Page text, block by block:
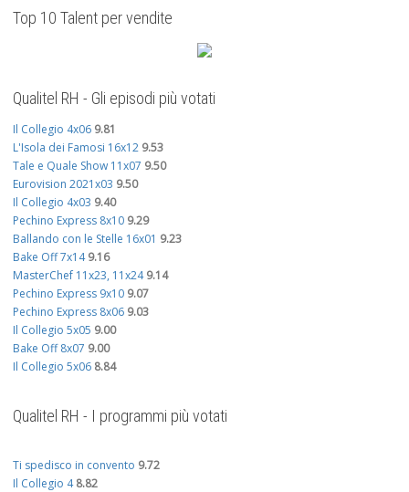
Top 10 Talent per vendite
Qualitel RH - Gli episodi più votati
Il Collegio 4x06 9.81
L'Isola dei Famosi 16x12 9.53
Tale e Quale Show 11x07 9.50
Eurovision 2021x03 9.50
Il Collegio 4x03 9.40
Pechino Express 8x10 9.29
Ballando con le Stelle 16x01 9.23
Bake Off 7x14 9.16
MasterChef 11x23, 11x24 9.14
Pechino Express 9x10 9.07
Pechino Express 8x06 9.03
Il Collegio 5x05 9.00
Bake Off 8x07 9.00
Il Collegio 5x06 8.84
Qualitel RH - I programmi più votati
Ti spedisco in convento 9.72
Il Collegio 4 8.82